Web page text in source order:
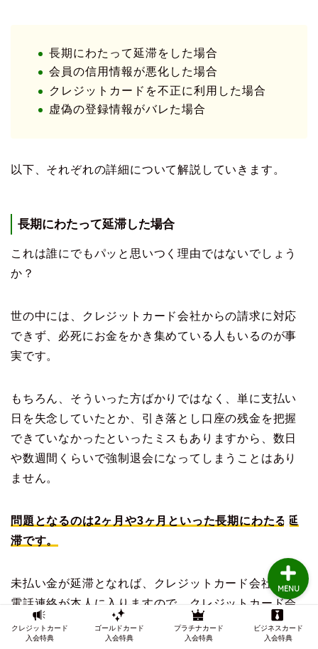
長期にわたって延滞をした場合
会員の信用情報が悪化した場合
クレジットカードを不正に利用した場合
虚偽の登録情報がバレた場合
以下、それぞれの詳細について解説していきます。
長期にわたって延滞した場合
これは誰にでもパッと思いつく理由ではないでしょう
か？
世の中には、クレジットカード会社からの請求に対応
できず、必死にお金をかき集めている人もいるのが事
実です。
もちろん、そういった方ばかりではなく、単に支払い
日を失念していたとか、引き落とし口座の残金を把握
できていなかったといったミスもありますから、数日
や数週間くらいで強制退会になってしまうことはあり
ません。
問題となるのは2ヶ月や3ヶ月といった長期にわたる延
滞です。
未払い金が延滞となれば、クレジットカード会社から
電話連絡が本人に入りますので、クレジットカード会
社としてはきちんと、「支払い忘れている残高があり
ますよ」とカード会員に伝えているわけです。
クレジットカード
入会特典
ゴールドカード
入会特典
プラチナカード
入会特典
ビジネスカード
入会特典
MENU
クレジットカードの審査
クレジットカード審査知
識